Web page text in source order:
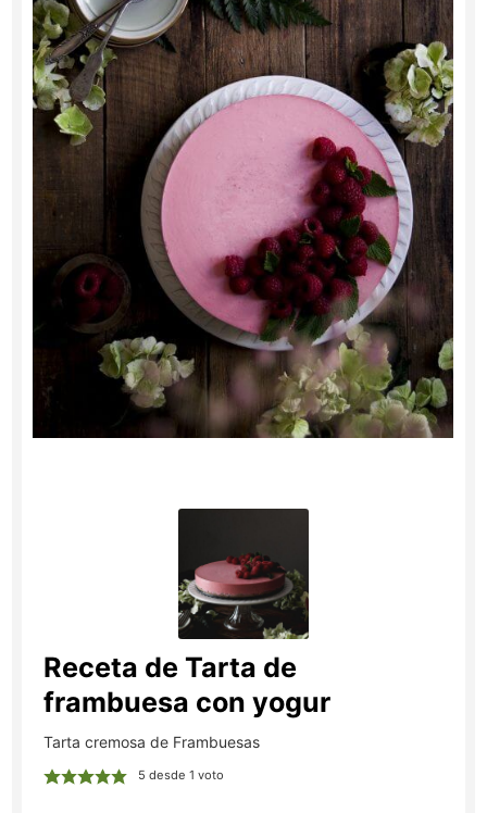
Receta de Tarta de
frambuesa con yogur
Tarta cremosa de Frambuesas
5 desde 1 voto